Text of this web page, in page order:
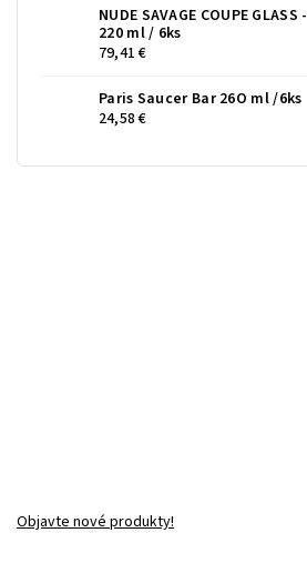
NUDE SAVAGE COUPE GLASS -
220 ml / 6ks
79,41 €
Paris Saucer Bar 26O ml /6ks
24,58 €
Objavte nové produkty!